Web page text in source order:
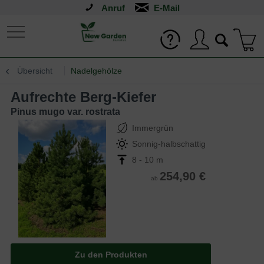
Anruf
Übersicht Nadelgehölze
Aufrechte Berg-Kiefer
Pinus mugo var. rostrata
Immergrün
Sonnig-halbschattig
8 - 10 m
ab 254,90 €
Zu den Produkten